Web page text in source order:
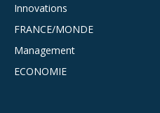
Innovations
FRANCE/MONDE
Management
ECONOMIE